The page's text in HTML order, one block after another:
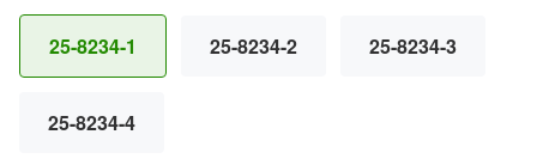
25-8234-1 25-8234-2 25-8234-3
25-8234-4